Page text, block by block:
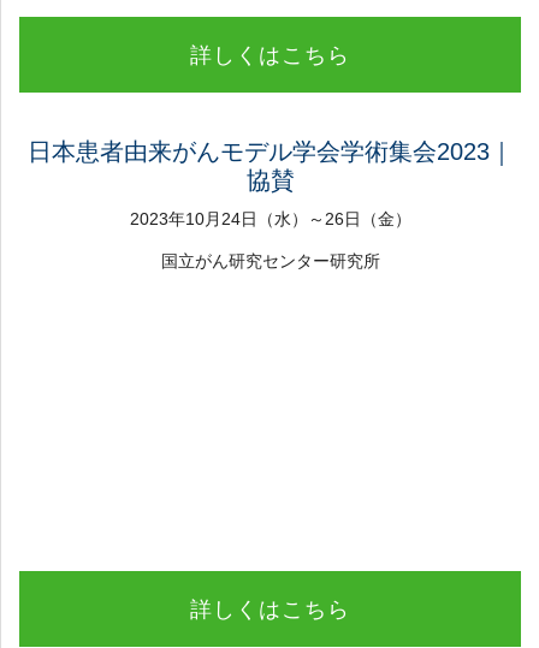
詳しくはこちら
日本患者由来がんモデル学会学術集会2023｜
協賛
2023年10月24日（水）～26日（金）
国立がん研究センター研究所
詳しくはこちら